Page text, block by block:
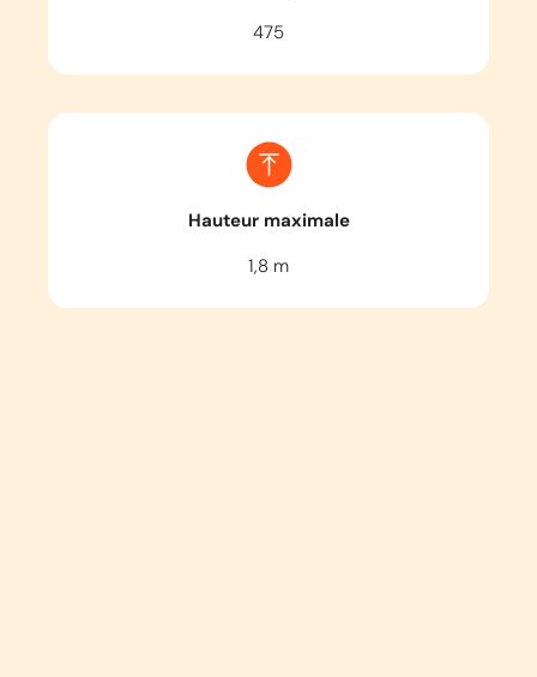
475
Hauteur maximale
1,8 m